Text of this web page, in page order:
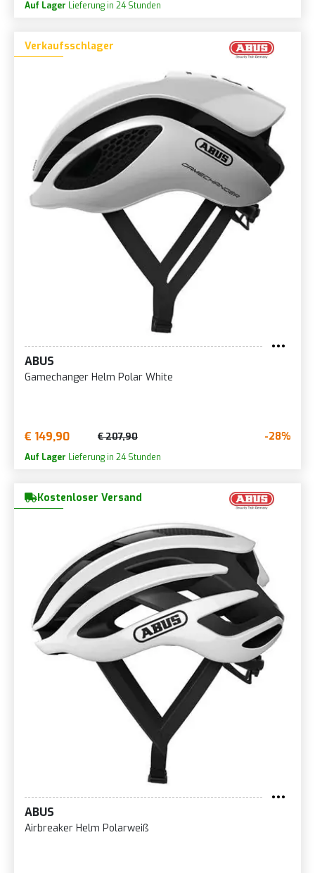
Auf Lager Lieferung in 24 Stunden
Verkaufsschlager
ABUS
Gamechanger Helm Polar White
€ 149,90 € 207,90 -28%
Auf Lager Lieferung in 24 Stunden
Kostenloser Versand
ABUS
Airbreaker Helm Polarweiß